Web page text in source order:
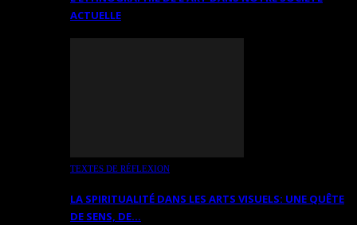
ACTUELLE
TEXTES DE RÉFLEXION
LA SPIRITUALITÉ DANS LES ARTS VISUELS: UNE QUÊTE
DE SENS, DE…